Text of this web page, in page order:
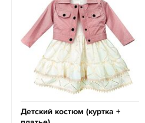
Детский костюм (куртка +